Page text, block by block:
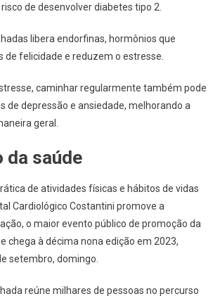
de desenvolver diabetes tipo 2.
libera endorfinas, hormônios que
de felicidade e reduzem o estresse.
caminhar regularmente também pode
de depressão e ansiedade, melhorando a
geral.
da saúde
de atividades físicas e hábitos de vidas
Cardiológico Costantini promove a
o maior evento público de promoção da
chega à décima nona edição em 2023,
setembro, domingo.
reúne milhares de pessoas no percurso